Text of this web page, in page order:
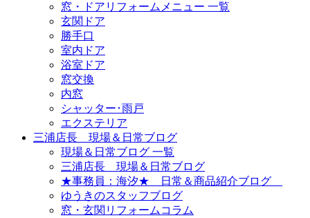
窓・ドアリフォームメニュー 一覧
玄関ドア
勝手口
室内ドア
浴室ドア
窓交換
内窓
シャッター･雨戸
エクステリア
三浦店長 現場＆日常ブログ
現場＆日常ブログ 一覧
三浦店長 現場＆日常ブログ
★事務員：海汐★ 日常＆商品紹介ブログ
ゆうきのスタッフブログ
窓・玄関リフォームコラム